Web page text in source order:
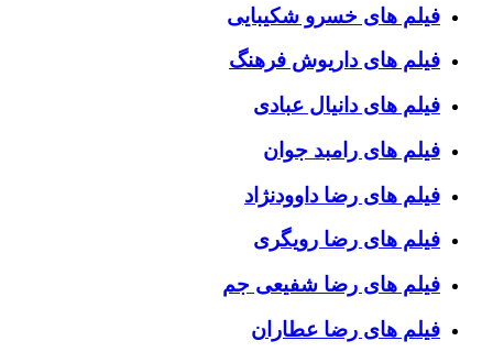
فیلم های خسرو شکیبایی
فیلم های داریوش فرهنگ
فیلم های دانیال عبادی
فیلم های رامبد جوان
فیلم های رضا داوودنژاد
فیلم های رضا رویگری
فیلم های رضا شفیعی جم
فیلم های رضا عطاران